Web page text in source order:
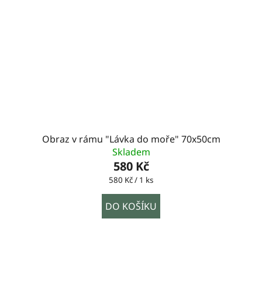
Obraz v rámu "Lávka do moře" 70x50cm
Skladem
580 Kč
Měrná
580 Kč / 1 ks
DO KOŠÍKU